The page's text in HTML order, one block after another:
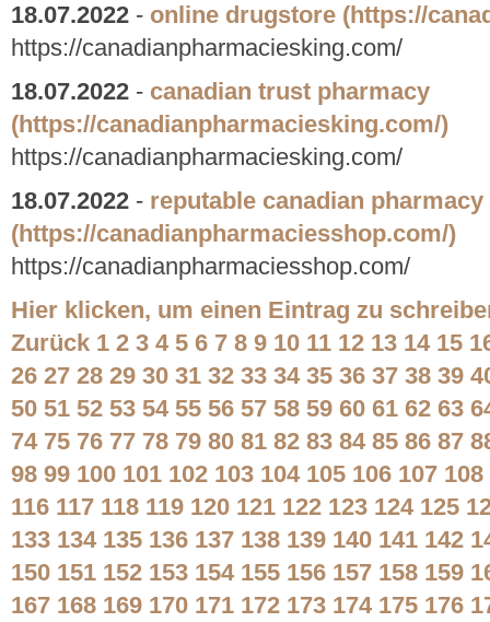
18.07.2022 - online drugstore (https://
https://canadianpharmaciesking.com/
18.07.2022 - canadian trust pharmacy
(https://canadianpharmaciesking.com/)
https://canadianpharmaciesking.com/
18.07.2022 - reputable canadian
(https://canadianpharmaciesshop.com/)
https://canadianpharmaciesshop.com/
Hier klicken, um einen Eintrag zu
Zurück 1 2 3 4 5 6 7 8 9 10 11 12 13 14 15
26 27 28 29 30 31 32 33 34 35 36 37 38 39
50 51 52 53 54 55 56 57 58 59 60 61 62 63
74 75 76 77 78 79 80 81 82 83 84 85 86 87
98 99 100 101 102 103 104 105 106 107 108
116 117 118 119 120 121 122 123 124 125
133 134 135 136 137 138 139 140 141 142
150 151 152 153 154 155 156 157 158 159
167 168 169 170 171 172 173 174 175 176